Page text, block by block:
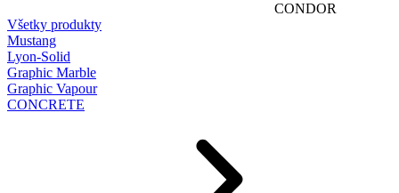
CONDOR
Všetky produkty
Mustang
Lyon-Solid
Graphic Marble
Graphic Vapour
CONCRETE